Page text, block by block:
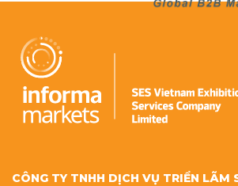
CÔNG TY TNHH DỊCH VỤ TRIỂN LÃM